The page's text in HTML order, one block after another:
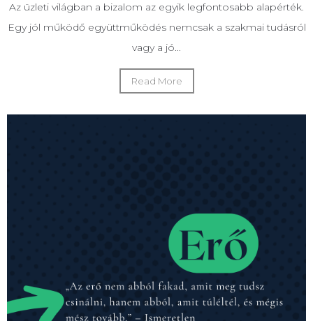
Az üzleti világban a bizalom az egyik legfontosabb alapérték.
Egy jól működő együttműködés nemcsak a szakmai tudásról
vagy a jó...
Read More